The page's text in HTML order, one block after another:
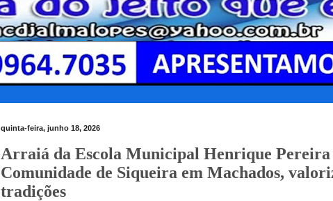
quinta-feira, junho 18, 2026
Arraiá da Escola Municipal Henrique Pereira
Comunidade de Siqueira em Machados,
tradições